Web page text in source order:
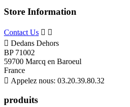
Store Information
Contact Us  
 Dedans Dehors
BP 71002
59700 Marcq en Baroeul
France
 Appelez nous: 03.20.39.80.32
produits